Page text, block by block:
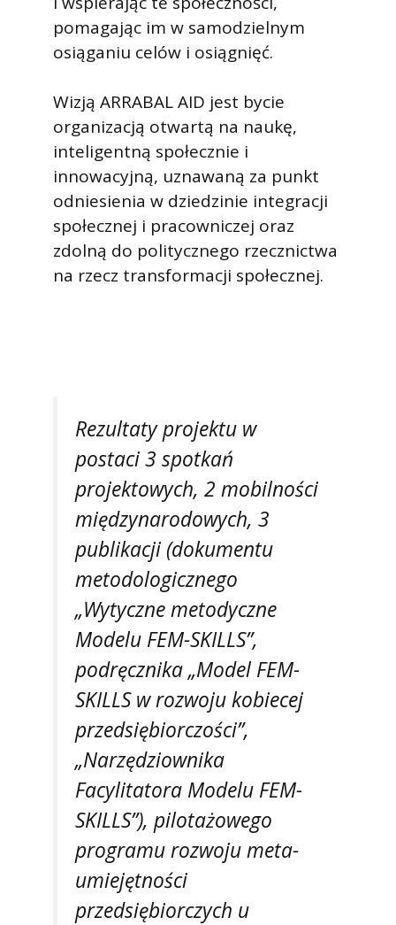
pomagając im w samodzielnym
osiąganiu celów i osiągnięć.
Wizją ARRABAL AID jest bycie
organizacją otwartą na naukę,
inteligentną społecznie i
innowacyjną, uznawaną za punkt
odniesienia w dziedzinie integracji
społecznej i pracowniczej oraz
zdolną do politycznego rzecznictwa
na rzecz transformacji społecznej.
Rezultaty projektu w
postaci 3 spotkań
projektowych, 2 mobilności
międzynarodowych, 3
publikacji (dokumentu
metodologicznego
„Wytyczne metodyczne
Modelu FEM-SKILLS”,
podręcznika „Model FEM-
SKILLS w rozwoju kobiecej
przedsiębiorczości”,
„Narzędziownika
Facylitatora Modelu FEM-
SKILLS”), pilotażowego
programu rozwoju meta-
umiejętności
przedsiębiorczych u